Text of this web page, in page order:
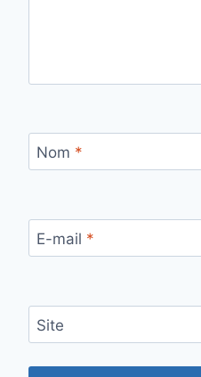
Nom *
E-mail *
Site